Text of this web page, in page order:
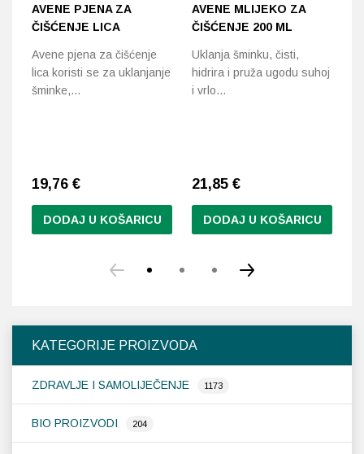
KATEGORIJE PROIZVODA
ZDRAVLJE I SAMOLIJEČENJE 1173
BIO PROIZVODI 204
AVENE PJENA ZA
ČIŠĆENJE LICA
Avene pjena za čišćenje
lica koristi se za uklanjanje
šminke,…
19,76 €
DODAJ U KOŠARICU
AVENE MLIJEKO ZA
ČIŠĆENJE 200 ML
Uklanja šminku, čisti,
hidrira i pruža ugodu suhoj
i vrlo…
21,85 €
DODAJ U KOŠARICU